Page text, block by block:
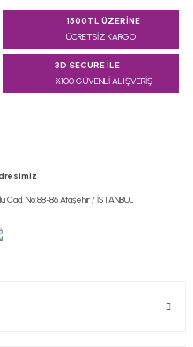
öneri formunu
görüntülenemiyor.
1500TL ÜZERİNE
ÜCRETSİZ KARGO
3D SECURE İLE
%100 GÜVENLİ ALIŞVERİŞ
No:88-86 Ataşehir / İSTANBUL